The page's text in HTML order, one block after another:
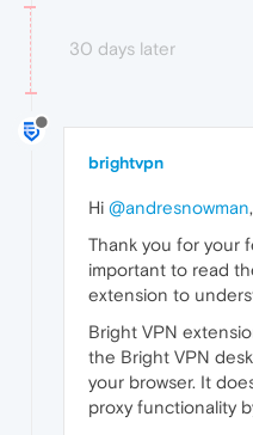
30 days later
brightvpn
Hi @andresnowman,
Thank you for your
important to read
extension to
Bright VPN
the Bright VPN
your browser. It
proxy functionality